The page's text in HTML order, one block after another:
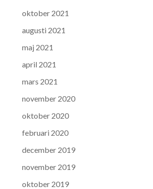
oktober 2021
augusti 2021
maj 2021
april 2021
mars 2021
november 2020
oktober 2020
februari 2020
december 2019
november 2019
oktober 2019